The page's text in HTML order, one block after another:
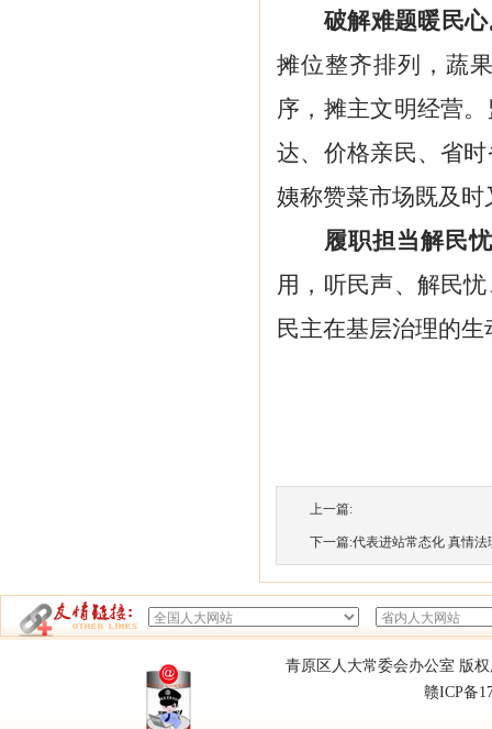
破解难题暖民
摊位整齐排列，蔬
序，摊主文明经营
达、价格亲民、省
姨称赞菜市场既及
履职担当解民
用，听民声、解民
民主在基层治理的生
上一篇:
下一篇:代表进站常态化 真情法
青原区人大常委会办公室 版
赣ICP备